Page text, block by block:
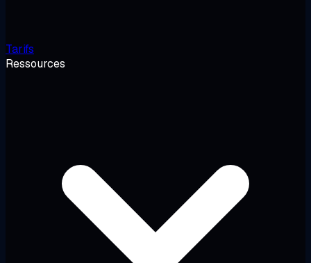
Tarifs
Ressources